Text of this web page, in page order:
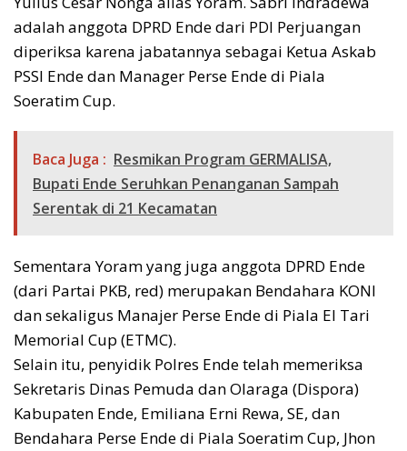
adalah anggota DPRD Ende dari PDI Perjuangan
diperiksa karena jabatannya sebagai Ketua Askab
PSSI Ende dan Manager Perse Ende di Piala
Soeratim Cup.
Baca Juga : Resmikan Program GERMALISA,
Bupati Ende Seruhkan Penanganan Sampah
Serentak di 21 Kecamatan
Sementara Yoram yang juga anggota DPRD Ende
(dari Partai PKB, red) merupakan Bendahara KONI
dan sekaligus Manajer Perse Ende di Piala El Tari
Memorial Cup (ETMC).
Selain itu, penyidik Polres Ende telah memeriksa
Sekretaris Dinas Pemuda dan Olaraga (Dispora)
Kabupaten Ende, Emiliana Erni Rewa, SE, dan
Bendahara Perse Ende di Piala Soeratim Cup, Jhon